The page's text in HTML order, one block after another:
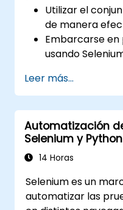
Utilizar el
de manera
Embarcarse
usando
Grid
Ejecutar
Selenium en
Preparar
periódicos
Leer más...
Automatización
Selenium y Python
14 Horas
Selenium es un
automatizar las